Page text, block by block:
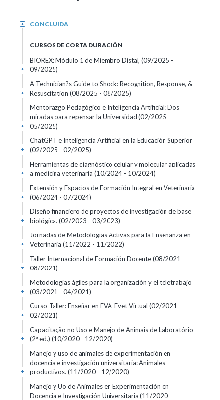
CONCLUIDA
+
CURSOS DE CORTA DURACIÓN
BIOREX: Módulo 1 de Miembro Distal, (09/2025 -
09/2025)
+
A Technician?s Guide to Shock: Recognition, Response, &
Resuscitation (08/2025 - 08/2025)
+
Mentorazgo Pedagógico e Inteligencia Artificial: Dos
miradas para repensar la Universidad (02/2025 -
05/2025)
+
ChatGPT e Inteligencia Artificial en la Educación Superior
(02/2025 - 02/2025)
+
Herramientas de diagnóstico celular y molecular aplicadas
a medicina veterinaria (10/2024 - 10/2024)
+
Extensión y Espacios de Formación Integral en Veterinaria
(06/2024 - 07/2024)
+
Diseño financiero de proyectos de investigación de base
biológica. (02/2023 - 03/2023)
+
Jornadas de Metodologías Activas para la Enseñanza en
Veterinaria (11/2022 - 11/2022)
+
Taller Internacional de Formación Docente(08/2021 -
08/2021)
+
Metodologías ágiles para la organización y el teletrabajo
(03/2021 - 04/2021)
+
Curso-Taller: Enseñar en EVA-Fvet Virtual (02/2021 -
02/2021)
+
Capacitação no Uso e Manejo de Animais de Laboratório
(2ª ed.) (10/2020 - 12/2020)
+
Manejo y uso de animales de experimentación en
docencia e investigación universitaria: Animales
productivos. (11/2020 - 12/2020)
+
Manejo y Uo de Animales en Experimentación en
Docencia e Investigación Universitaria (11/2020 -